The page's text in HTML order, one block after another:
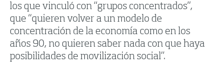
los que vinculó con “grupos concentrados”,
que “quieren volver a un modelo de
concentración de la economía como en los
años 90, no quieren saber nada con que haya
posibilidades de movilización social”.